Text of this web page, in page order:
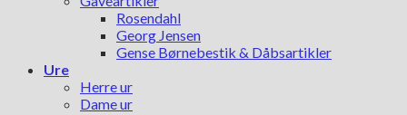
Rosendahl
Georg Jensen
Gense Børnebestik & Dåbsartikler
Ure
Herre ur
Dame ur